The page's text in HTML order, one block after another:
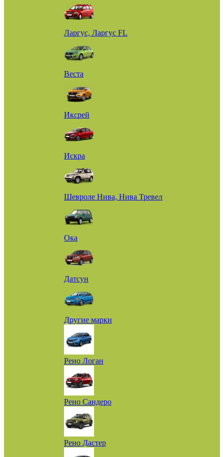
Ларгус, Ларгус FL
Веста
Иксрей
Искра
Шевроле Нива, Нива Тревел
Ока
Датсун
Другие марки
Рено Логан
Рено Сандеро
Рено Дастер